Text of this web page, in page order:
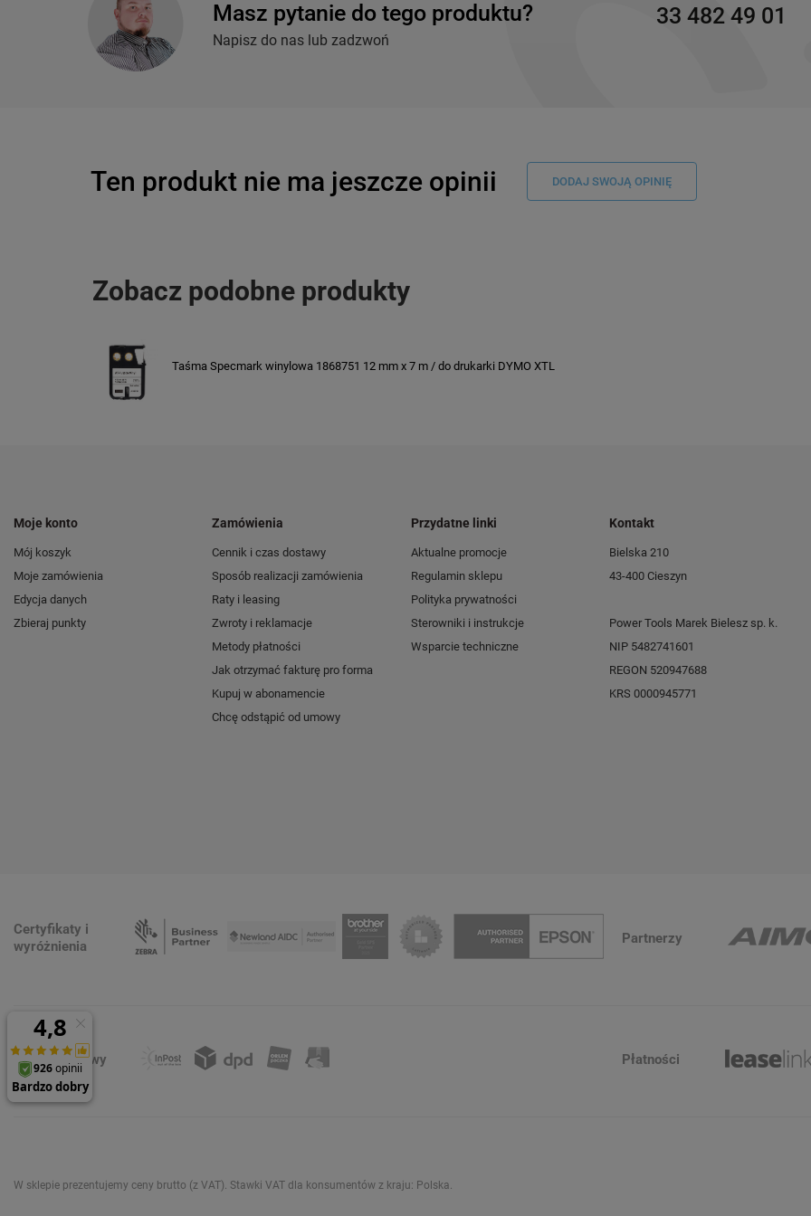
Masz pytanie do tego produktu?
Napisz do nas lub zadzwoń
33 482 49 01
Ten produkt nie ma jeszcze opinii DODAJ SWOJĄ OPINIĘ
Zobacz podobne produkty
Taśma Specmark winylowa 1868751 12 mm x 7 m / do drukarki DYMO XTL
Moje konto
Mój koszyk
Moje zamówienia
Edycja danych
Zbieraj punkty
Zamówienia
Cennik i czas dostawy
Sposób realizacji zamówienia
Raty i leasing
Zwroty i reklamacje
Metody płatności
Jak otrzymać fakturę pro forma
Kupuj w abonamencie
Chcę odstąpić od umowy
Przydatne linki
Aktualne promocje
Regulamin sklepu
Polityka prywatności
Sterowniki i instrukcje
Wsparcie techniczne
Kontakt
Bielska 210
43-400 Cieszyn
Power Tools Marek Bielesz sp. k.
NIP 5482741601
REGON 520947688
KRS 0000945771
Certyfikaty i
wyróżnienia
Partnerzy
Formy dostawy Płatności
W sklepie prezentujemy ceny brutto (z VAT). Stawki VAT dla konsumentów z kraju: Polska